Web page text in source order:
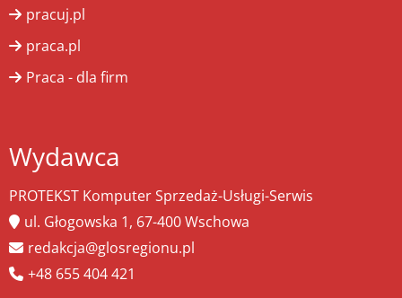
pracuj.pl
praca.pl
Praca - dla firm
Wydawca
PROTEKST Komputer Sprzedaż-Usługi-Serwis
ul. Głogowska 1, 67-400 Wschowa
redakcja@glosregionu.pl
+48 655 404 421